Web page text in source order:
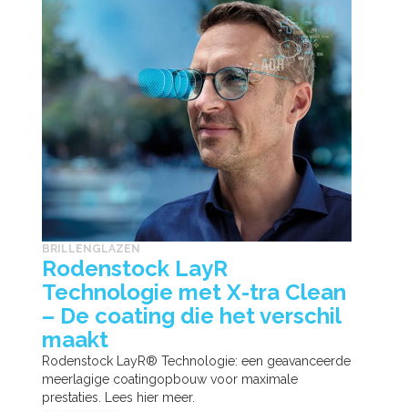
BRILLENGLAZEN
Rodenstock LayR
Technologie met X-tra Clean
– De coating die het verschil
maakt
Rodenstock LayR® Technologie: een geavanceerde
meerlagige coatingopbouw voor maximale
prestaties. Lees hier meer.